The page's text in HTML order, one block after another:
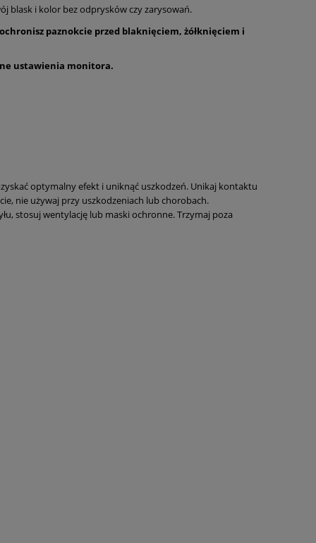
blask i kolor bez odprysków czy zarysowań.
ochronisz paznokcie przed blaknięciem, żółknięciem i
ustawienia monitora.
optymalny efekt i uniknąć uszkodzeń. Unikaj kontaktu
nie używaj przy uszkodzeniach lub chorobach.
stosuj wentylację lub maski ochronne. Trzymaj poza